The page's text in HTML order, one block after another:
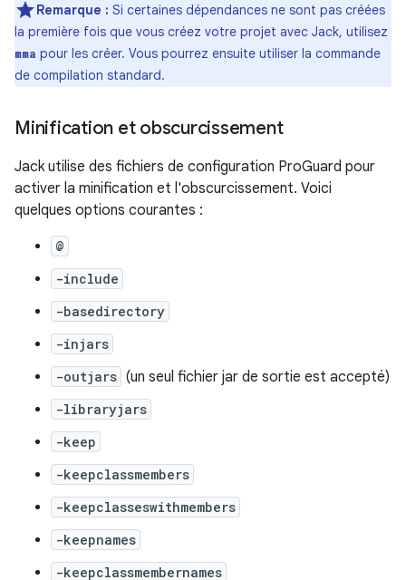
Remarque : Si certaines dépendances ne sont pas créées
la première fois que vous créez votre projet avec Jack, utilisez
mma pour les créer. Vous pourrez ensuite utiliser la commande
de compilation standard.
Minification et obscurcissement
Jack utilise des fichiers de configuration ProGuard pour
activer la minification et l'obscurcissement. Voici
quelques options courantes :
@
-include
-basedirectory
-injars
-outjars (un seul fichier jar de sortie est accepté)
-libraryjars
-keep
-keepclassmembers
-keepclasseswithmembers
-keepnames
-keepclassmembernames